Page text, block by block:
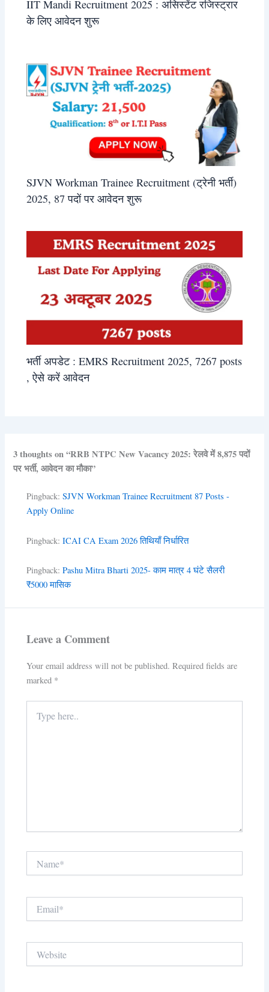
IIT Mandi Recruitment 2025 : असिस्टेंट रजिस्ट्रार
के लिए आवेदन शुरू
SJVN Workman Trainee Recruitment (ट्रेनी भर्ती)
2025, 87 पदों पर आवेदन शुरू
भर्ती अपडेट : EMRS Recruitment 2025, 7267 posts
, ऐसे करें आवेदन
3 thoughts on “RRB NTPC New Vacancy 2025: रेलवे में 8,875 पदों
पर भर्ती, आवेदन का मौका”
Pingback:SJVN Workman Trainee Recruitment 87 Posts -
Apply Online
Pingback:ICAI CA Exam 2026 तिथियाँ निर्धारित
Pingback:Pashu Mitra Bharti 2025- काम मात्र 4 घंटे सैलरी
₹5000 मासिक
Leave a Comment
Your email address will not be published. Required fields are
marked *
here..